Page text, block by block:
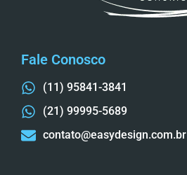
Fale Conosco
(11) 95841-3841
(21) 99995-5689
contato@easydesign.com.br